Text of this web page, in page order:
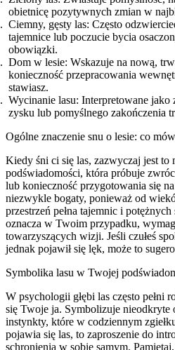
obietnicę pozytywnych zmian w
Ciemny, gęsty las: Często
tajemnice lub poczucie bycia
obowiązki.
Dom w lesie: Wskazuje na nową,
konieczność przepracowania
stawiasz.
Wycinanie lasu: Interpretowane jako
zysku lub pomyślnego zakończenia
Ogólne znaczenie snu o lesie: co
Kiedy śni ci się las, zazwyczaj jest to
podświadomości, która próbuje
lub konieczność przygotowania się
niezwykle bogaty, ponieważ od
przestrzeń pełna tajemnic i
oznacza w Twoim przypadku,
towarzyszących wizji. Jeśli czułeś
jednak pojawił się lęk, może to
Symbolika lasu w Twojej
W psychologii głębi las często pełni
się Twoje ja. Symbolizuje nieodkryte
instynkty, które w codziennym
pojawia się las, to zaproszenie do
schronienia w sobie samym.